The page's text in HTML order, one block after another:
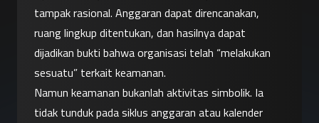
tampak rasional. Anggaran dapat direncanakan,
ruang lingkup ditentukan, dan hasilnya dapat
dijadikan bukti bahwa organisasi telah “melakukan
sesuatu” terkait keamanan.
Namun keamanan bukanlah aktivitas simbolik. Ia
tidak tunduk pada siklus anggaran atau kalender